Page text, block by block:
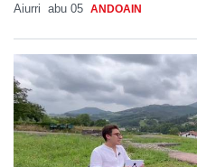
Aiurri abu 05 ANDOAIN